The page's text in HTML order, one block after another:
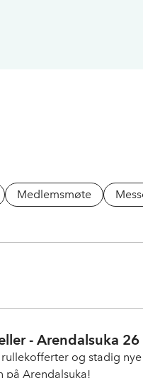
Medlemsmøte
- Arendalsuka 26
og stadig
på Arendalsuka!